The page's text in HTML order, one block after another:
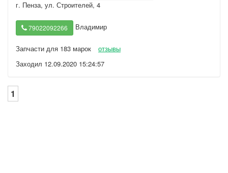
г. Пенза, ул. Строителей, 4
79022092266 Владимир
Запчасти для 183 марок
отзывы
Заходил 12.09.2020 15:24:57
1